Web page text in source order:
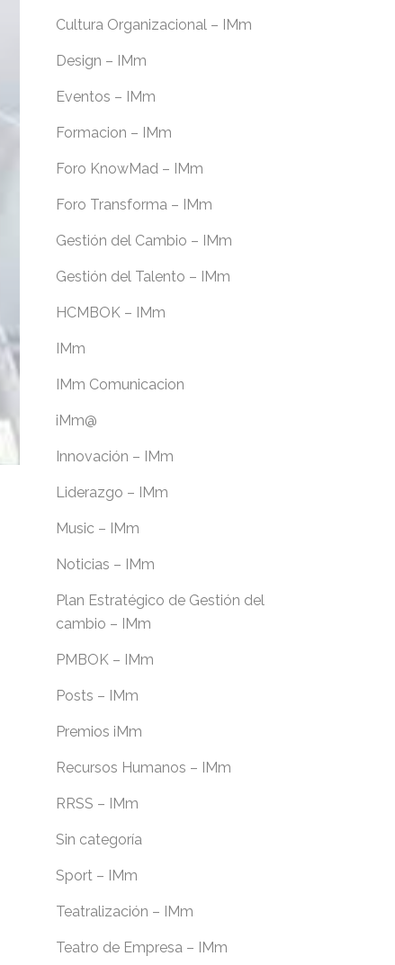
Cultura Organizacional – IMm
Design – IMm
Eventos – IMm
Formacion – IMm
Foro KnowMad – IMm
Foro Transforma – IMm
Gestión del Cambio – IMm
Gestión del Talento – IMm
HCMBOK – IMm
IMm
IMm Comunicacion
iMm@
Innovación – IMm
Liderazgo – IMm
Music – IMm
Noticias – IMm
Plan Estratégico de Gestión del
cambio – IMm
PMBOK – IMm
Posts – IMm
Premios iMm
Recursos Humanos – IMm
RRSS – IMm
Sin categoría
Sport – IMm
Teatralización – IMm
Teatro de Empresa – IMm